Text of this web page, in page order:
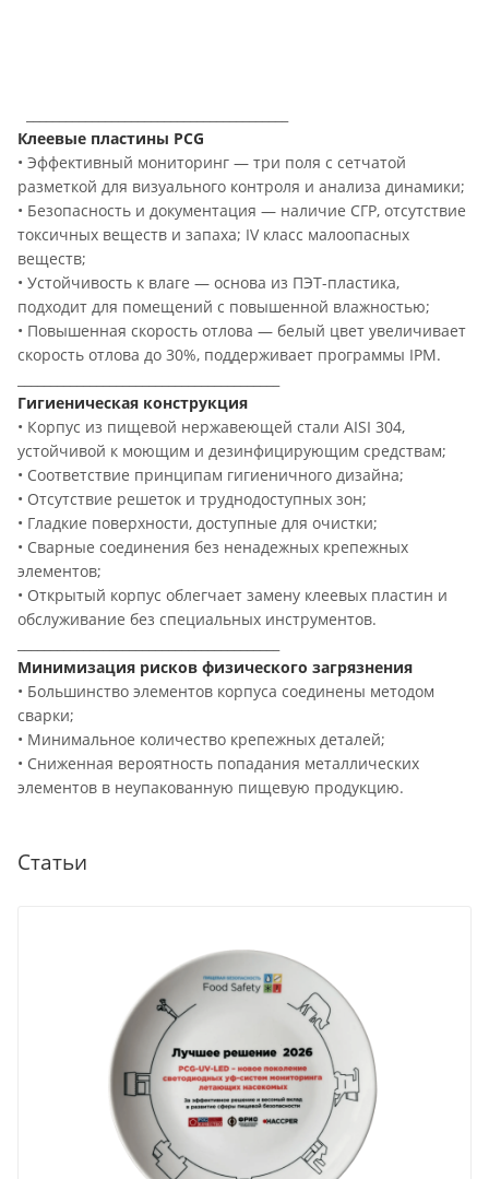
Клеевые пластины PCG
• Эффективный мониторинг — три поля с сетчатой
разметкой для визуального контроля и анализа динамики;
• Безопасность и документация — наличие СГР, отсутствие
токсичных веществ и запаха; IV класс малоопасных
веществ;
• Устойчивость к влаге — основа из ПЭТ-пластика,
подходит для помещений с повышенной влажностью;
• Повышенная скорость отлова — белый цвет увеличивает
скорость отлова до 30%, поддерживает программы IPM.
Гигиеническая конструкция
• Корпус из пищевой нержавеющей стали AISI 304,
устойчивой к моющим и дезинфицирующим средствам;
• Соответствие принципам гигиеничного дизайна;
• Отсутствие решеток и труднодоступных зон;
• Гладкие поверхности, доступные для очистки;
• Сварные соединения без ненадежных крепежных
элементов;
• Открытый корпус облегчает замену клеевых пластин и
обслуживание без специальных инструментов.
Минимизация рисков физического загрязнения
• Большинство элементов корпуса соединены методом
сварки;
• Минимальное количество крепежных деталей;
• Сниженная вероятность попадания металлических
элементов в неупакованную пищевую продукцию.
Статьи